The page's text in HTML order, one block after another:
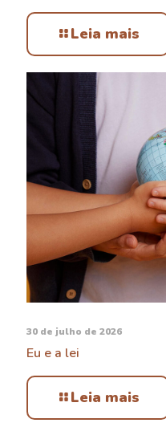
Leia mais
30 de julho de 2026
Eu e a lei
Leia mais